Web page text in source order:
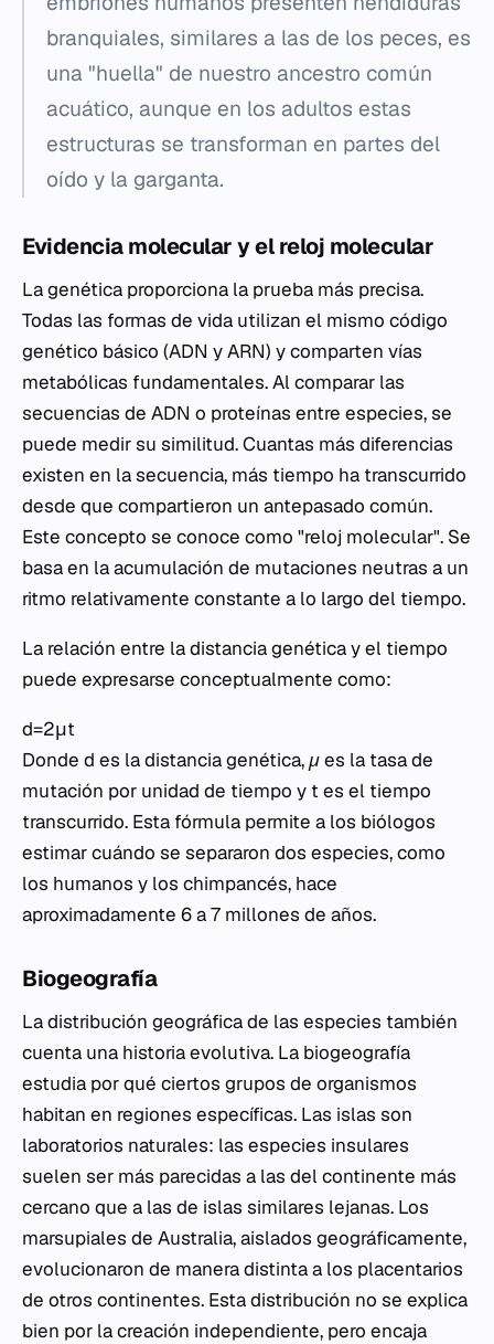
branquiales, similares a las de los peces, es
una "huella" de nuestro ancestro común
acuático, aunque en los adultos estas
estructuras se transforman en partes del
oído y la garganta.
Evidencia molecular y el reloj molecular
La genética proporciona la prueba más precisa.
Todas las formas de vida utilizan el mismo código
genético básico (ADN y ARN) y comparten vías
metabólicas fundamentales. Al comparar las
secuencias de ADN o proteínas entre especies, se
puede medir su similitud. Cuantas más diferencias
existen en la secuencia, más tiempo ha transcurrido
desde que compartieron un antepasado común.
Este concepto se conoce como "reloj molecular". Se
basa en la acumulación de mutaciones neutras a un
ritmo relativamente constante a lo largo del tiempo.
La relación entre la distancia genética y el tiempo
puede expresarse conceptualmente como:
d=2μt
Donde d es la distancia genética,μes la tasa de
mutación por unidad de tiempo y t es el tiempo
transcurrido. Esta fórmula permite a los biólogos
estimar cuándo se separaron dos especies, como
los humanos y los chimpancés, hace
aproximadamente 6 a 7 millones de años.
Biogeografía
La distribución geográfica de las especies también
cuenta una historia evolutiva. La biogeografía
estudia por qué ciertos grupos de organismos
habitan en regiones específicas. Las islas son
laboratorios naturales: las especies insulares
suelen ser más parecidas a las del continente más
cercano que a las de islas similares lejanas. Los
marsupiales de Australia, aislados geográficamente,
evolucionaron de manera distinta a los placentarios
de otros continentes. Esta distribución no se explica
bien por la creación independiente, pero encaja